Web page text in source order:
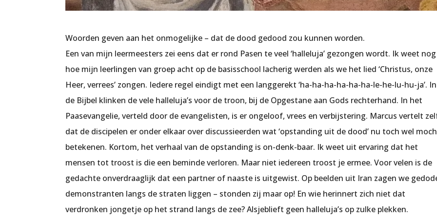
Woorden geven aan het onmogelijke – dat de dood gedood zou kunnen worden.
Een van mijn leermeesters zei eens dat er rond Pasen te veel ‘halleluja’ gezongen wordt. Ik weet nog
hoe mijn leerlingen van groep acht op de basisschool lacherig werden als we het lied ‘Christus, onze
Heer, verrees’ zongen. Iedere regel eindigt met een langgerekt ‘ha-ha-ha-ha-ha-ha-le-he-lu-hu-ja’. In
de Bijbel klinken de vele halleluja’s voor de troon, bij de Opgestane aan Gods rechterhand. In het
Paasevangelie, verteld door de evangelisten, is er ongeloof, vrees en verbijstering. Marcus vertelt
dat de discipelen er onder elkaar over discussieerden wat ‘opstanding uit de dood’ nu toch wel
betekenen. Kortom, het verhaal van de opstanding is on-denk-baar. Ik weet uit ervaring dat het
mensen tot troost is die een beminde verloren. Maar niet iedereen troost je ermee. Voor velen is de
gedachte onverdraaglijk dat een partner of naaste is uitgewist. Op beelden uit Iran zagen we
demonstranten langs de straten liggen – stonden zij maar op! En wie herinnert zich niet dat
verdronken jongetje op het strand langs de zee? Alsjeblieft geen halleluja’s op zulke plekken.